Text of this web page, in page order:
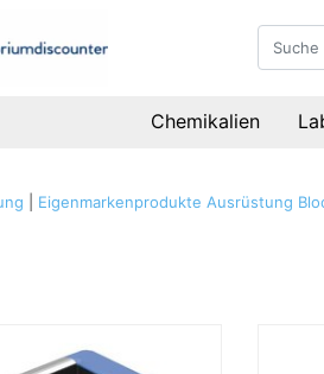
Chemikalien
Eigenmarkenprodukte Ausrüstung